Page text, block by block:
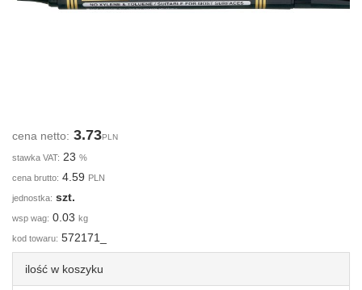
cena netto: 3.73PLN
stawka VAT: 23 %
cena brutto: 4.59 PLN
jednostka: szt.
wsp wag: 0.03 kg
kod towaru: 572171_
ilość w koszyku